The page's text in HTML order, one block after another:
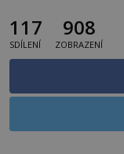
117
SDÍLENÍ
908
ZOBRAZENÍ